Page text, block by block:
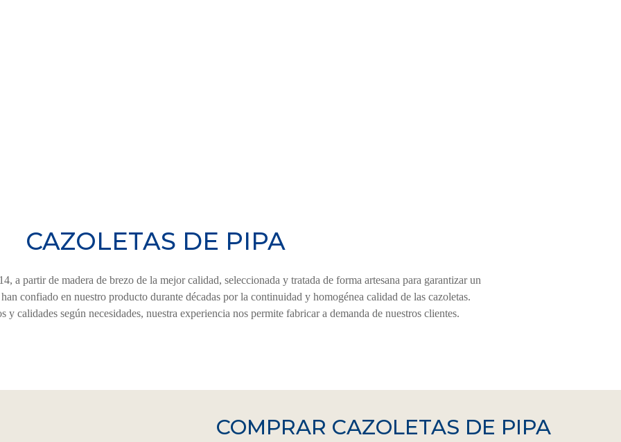
CAZOLETAS DE PIPA
a partir de madera de brezo de la mejor calidad, seleccionada y tratada de forma artesana para garantizar un
confiado en nuestro producto durante décadas por la continuidad y homogénea calidad de las cazoletas.
y calidades según necesidades, nuestra experiencia nos permite fabricar a demanda de nuestros clientes.
COMPRAR CAZOLETAS DE PIPA